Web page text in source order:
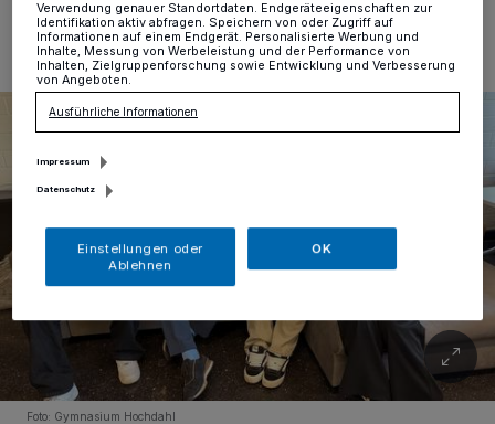
Foto: Gymnasium Hochdahl
Verwendung genauer Standortdaten. Endgeräteeigenschaften zur
Identifikation aktiv abfragen. Speichern von oder Zugriff auf
Informationen auf einem Endgerät. Personalisierte Werbung und
Inhalte, Messung von Werbeleistung und der Performance von
Inhalten, Zielgruppenforschung sowie Entwicklung und Verbesserung
von Angeboten.
Ausführliche Informationen
Impressum
Datenschutz
Einstellungen oder
Ablehnen
OK